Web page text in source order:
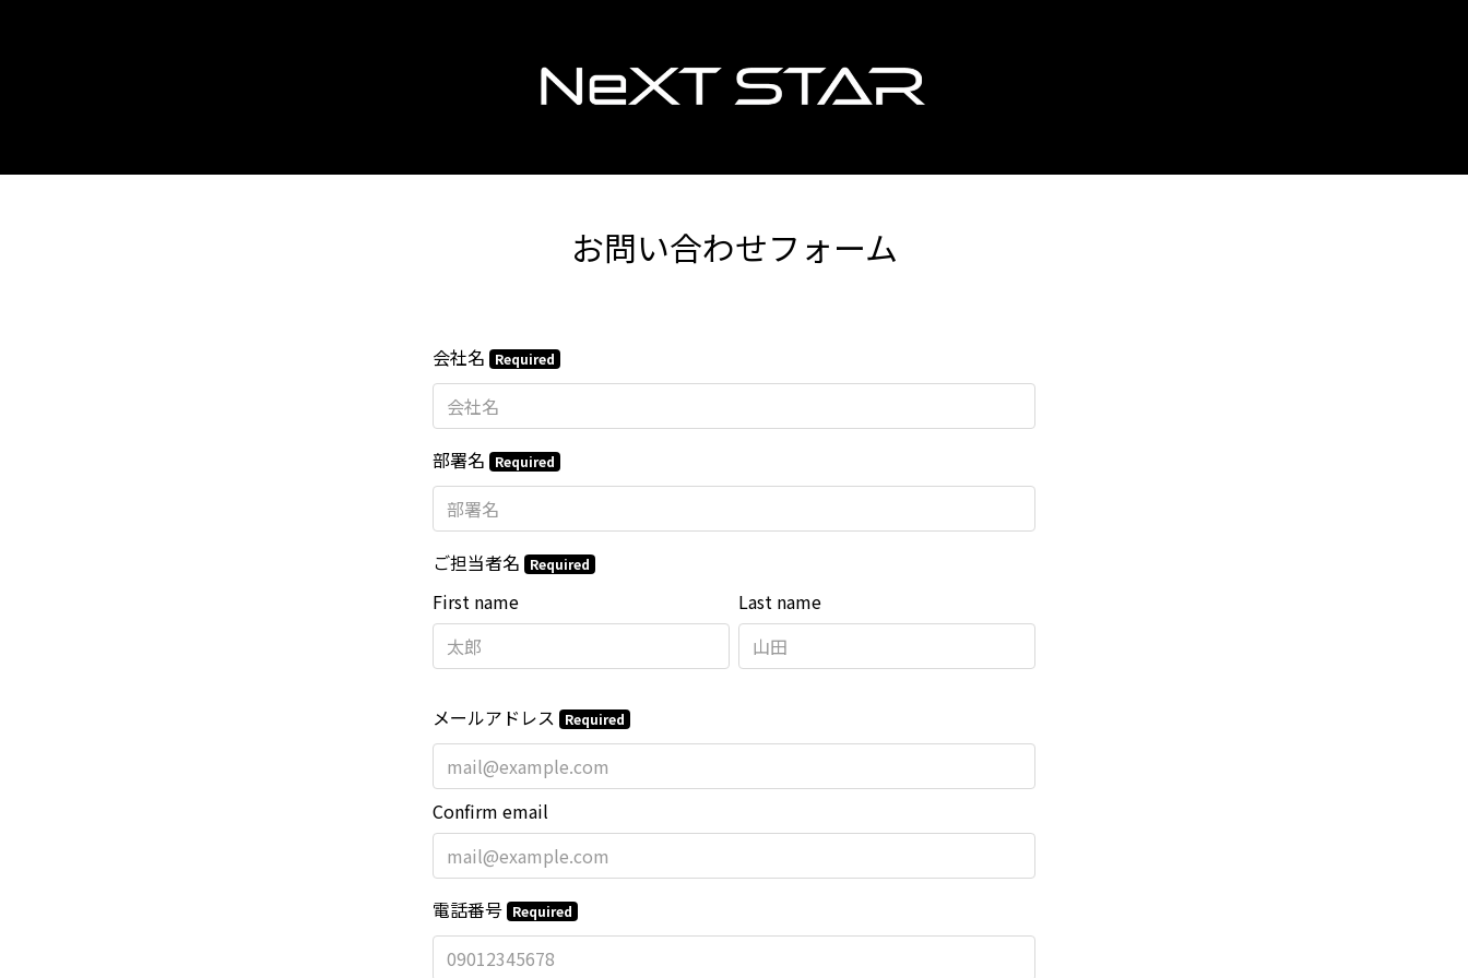
お問い合わせフォーム
会社名 Required
部署名 Required
ご担当者名 Required
Last name
First name
メールアドレス Required
Confirm email
電話番号 Required